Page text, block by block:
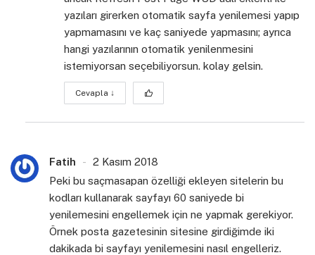
yazıları girerken otomatik sayfa yenilemesi yapıp
yapmamasını ve kaç saniyede yapmasını; ayrıca
hangi yazılarının otomatik yenilenmesini
istemiyorsan seçebiliyorsun. kolay gelsin.
Cevapla ↓
Fatih
2 Kasım 2018
Peki bu saçmasapan özelliği ekleyen sitelerin bu
kodları kullanarak sayfayı 60 saniyede bi
yenilemesini engellemek için ne yapmak gerekiyor.
Örnek posta gazetesinin sitesine girdiğimde iki
dakikada bi sayfayı yenilemesini nasıl engelleriz.